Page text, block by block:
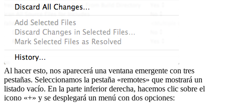
Al hacer esto, nos aparecerá una ventana emergente con tres
pestañas. Seleccionamos la pestaña «remotes» que mostrará un
listado vacío. En la parte inferior derecha, hacemos clic sobre el
icono «+» y se desplegará un menú con dos opciones: